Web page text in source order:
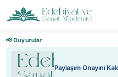
📢 Duyurular
Paylaşım Onayını Kaldırdık